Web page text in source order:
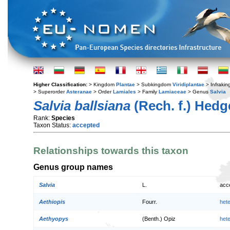
Higher Classification: > Kingdom Plantae > Subkingdom Viridiplantae >
> SuperorderAsteranae > OrderLamiales > Family Lamiaceae > Genus Salvia
Salvia ballsiana (Rech. f.)
Rank: Species
Taxon Status: accepted
Relationships towards this taxon
Genus group names
Salvia
Aethiopis Fourr.
Aethyopys (Benth.) Opiz